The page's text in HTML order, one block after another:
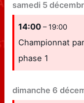
samedi 5
14:00– 19:00
Championnat
phase 1
dimanche 6